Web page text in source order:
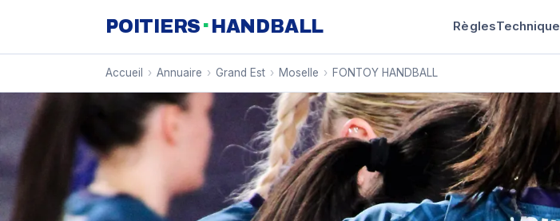
POITIERS · HANDBALL RèglesTechnique
Accueil › Annuaire › Grand Est › Moselle › FONTOY HANDBALL